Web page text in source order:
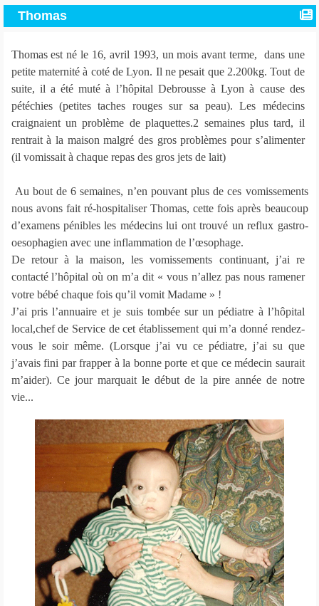
Thomas
Thomas est né le 16, avril 1993, un mois avant terme, dans une
petite maternité à coté de Lyon. Il ne pesait que 2.200kg. Tout de
suite, il a été muté à l’hôpital Debrousse à Lyon à cause des
pétéchies (petites taches rouges sur sa peau). Les médecins
craignaient un problème de plaquettes.2 semaines plus tard, il
rentrait à la maison malgré des gros problèmes pour s’alimenter
(il vomissait à chaque repas des gros jets de lait)
Au bout de 6 semaines, n’en pouvant plus de ces vomissements
nous avons fait ré-hospitaliser Thomas, cette fois après beaucoup
d’examens pénibles les médecins lui ont trouvé un reflux gastro-
oesophagien avec une inflammation de l’œsophage.
De retour à la maison, les vomissements continuant, j’ai re
contacté l’hôpital où on m’a dit « vous n’allez pas nous ramener
votre bébé chaque fois qu’il vomit Madame » !
J’ai pris l’annuaire et je suis tombée sur un pédiatre à l’hôpital
local,chef de Service de cet établissement qui m’a donné rendez-
vous le soir même. (Lorsque j’ai vu ce pédiatre, j’ai su que
j’avais fini par frapper à la bonne porte et que ce médecin saurait
m’aider). Ce jour marquait le début de la pire année de notre
vie...